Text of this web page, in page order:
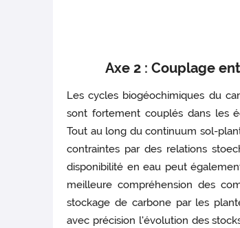
Axe 2 : Couplage
Les cycles biogéochimiques du
sont fortement couplés dans les
Tout au long du continuum sol-
contraintes par des relations
disponibilité en eau peut
meilleure compréhension des
stockage de carbone par les
avec précision l'évolution des